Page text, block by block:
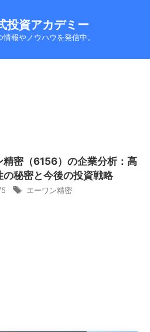
投資アカデミー
報やノウハウを発信中。
精密（6156）の企業分析：高
の秘密と今後の投資戦略
エーワン精密